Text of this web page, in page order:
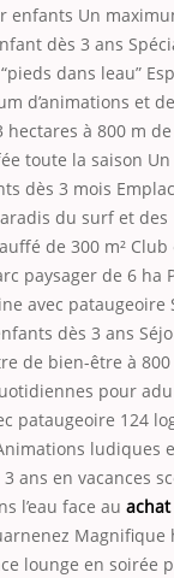
enfants Un
dès 3 ans
dans leau”
d’animations et
à 800 m
toute la saison
dès 3 mois
du surf et des
de 300 m²
paysager de 6 ha
avec
dès 3 ans
de bien-être à
pour
pataugeoire 124
ludiques
ans en vacances
l’eau face au achat
Magnifique
lounge en soirée